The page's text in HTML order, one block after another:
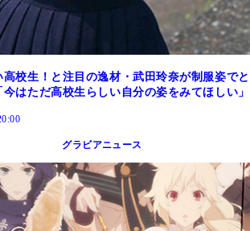
高校生！と注目の逸材・武田玲奈が制服姿でと
はただ高校生らしい自分の姿をみてほしい」
グラビアニュース